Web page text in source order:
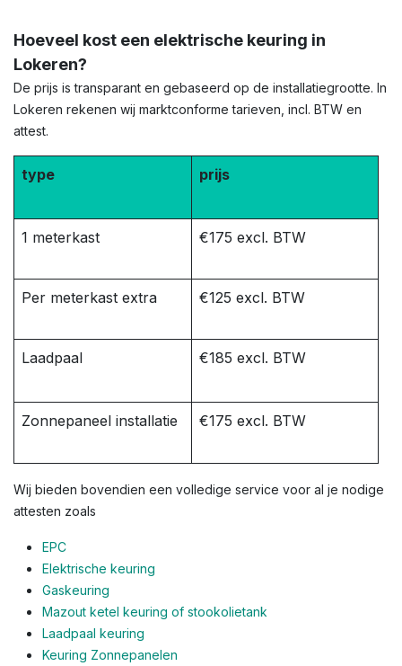
Hoeveel kost een elektrische keuring in
Lokeren?
De prijs is transparant en gebaseerd op de installatiegrootte. In
Lokeren rekenen wij marktconforme tarieven, incl. BTW en
attest.
type prijs
1 meterkast €175 excl. BTW
Per meterkast extra €125 excl. BTW
Laadpaal €185 excl. BTW
Zonnepaneel installatie €175 excl. BTW
Wij bieden bovendien een volledige service voor al je nodige
attesten zoals
EPC
Elektrische keuring
Gaskeuring
Mazout ketel keuring of stookolietank
Laadpaal keuring
Keuring Zonnepanelen